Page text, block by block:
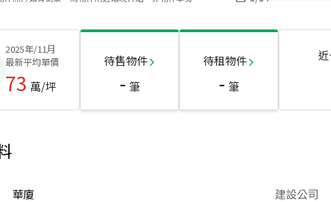
2025年/11月
最新平均單價
73 萬/坪
待售物件
- 筆
待租物件
- 筆
華廈
建設公司